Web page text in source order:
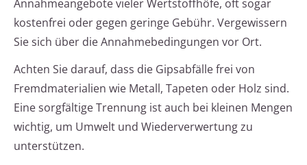
Annahmeangebote vieler Wertstoffhöfe, oft sogar
kostenfrei oder gegen geringe Gebühr. Vergewissern
Sie sich über die Annahmebedingungen vor Ort.
Achten Sie darauf, dass die Gipsabfälle frei von
Fremdmaterialien wie Metall, Tapeten oder Holz sind.
Eine sorgfältige Trennung ist auch bei kleinen Mengen
wichtig, um Umwelt und Wiederverwertung zu
unterstützen.